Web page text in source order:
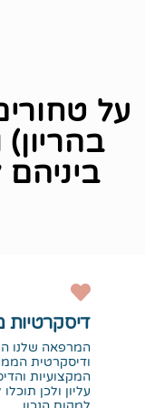
על
ביניהם
המרפאה שלנו
ודיסקרטית
המקצועיות
עליון ולכן